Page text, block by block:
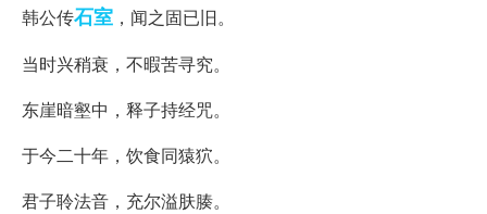
韩公传石室 ，闻之固已旧。
当时兴稍衰，不暇苦寻究。
东崖暗壑中，释子持经咒。
于今二十年，饮食同猿狖。
君子聆法音，充尔溢肤腠。